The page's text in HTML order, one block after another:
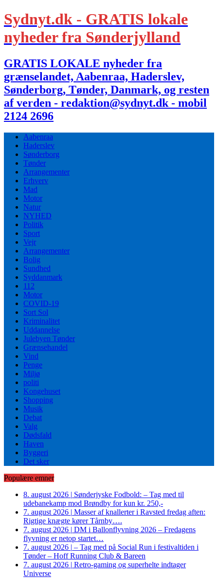
Sydnyt.dk - GRATIS lokale
nyheder fra Sønderjylland
GRATIS LOKALE nyheder fra
grænselandet, Aabenraa, Haderslev,
Sønderborg, Tønder, Danmark, og resten
af verden - redaktion@sydnyt.dk - mobil
2124 2696
Aabenraa
Haderslev
Sønderborg
Tønder
Arrangementer
Erhverv
Mad
Motor
Natur
NYHED
Politik
Sport
Vejr
Arrangementer
Bolig
Sundhed
Syddanmark
112
Motor
COVID-19
Sort Sol
Kriminalitet
Uddannelse
Julebyen Tønder
Grænsehandel
Vind
Penge
Miljø
politi
Kongehuset
Shopping
Musik
Debat
Valg
Dødsfald
Haven
Byggeri
Det sker
Populære emner
8. august 2026 | Sønderjyske Fodbold: – Tag med til
udebanekamp mod Brøndby for kun kr. 250,-
7. august 2026 | Masser af knallerter i Ravsted fredag aften:
Rigtige knægte kører Tårnby….
7. august 2026 | DM i Ballonflyvning 2026 – Fredagens
flyvning er netop startet…
7. august 2026 | – Tag med på Social Run i festivaltiden i
Tønder – Hoff Running Club & Bareen
7. august 2026 | Retro-gaming og superhelte indtager
Universe